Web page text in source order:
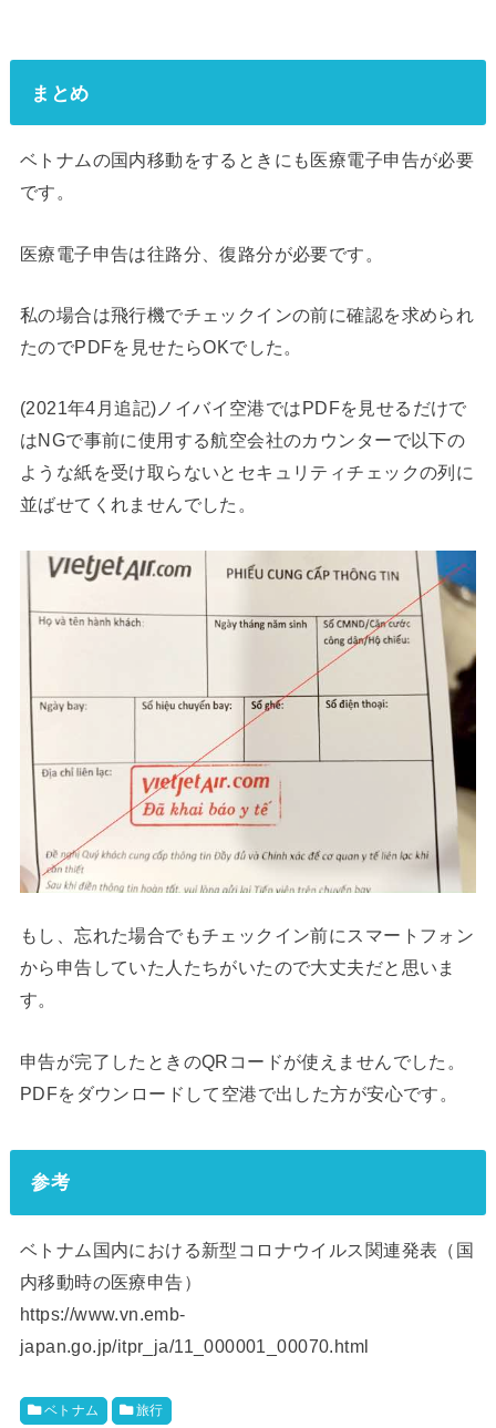
まとめ
ベトナムの国内移動をするときにも医療電子申告が必要
です。
医療電子申告は往路分、復路分が必要です。
私の場合は飛行機でチェックインの前に確認を求められ
たのでPDFを見せたらOKでした。
(2021年4月追記)ノイバイ空港ではPDFを見せるだけで
はNGで事前に使用する航空会社のカウンターで以下の
ような紙を受け取らないとセキュリティチェックの列に
並ばせてくれませんでした。
もし、忘れた場合でもチェックイン前にスマートフォン
から申告していた人たちがいたので大丈夫だと思いま
す。
申告が完了したときのQRコードが使えませんでした。
PDFをダウンロードして空港で出した方が安心です。
参考
ベトナム国内における新型コロナウイルス関連発表（国
内移動時の医療申告）
https://www.vn.emb-
japan.go.jp/itpr_ja/11_000001_00070.html
ベトナム 旅行